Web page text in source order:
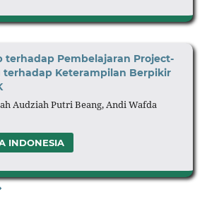
terhadap Pembelajaran Project-
terhadap Keterampilan Berpikir
Audziah Putri Beang, Andi Wafda
INDONESIA